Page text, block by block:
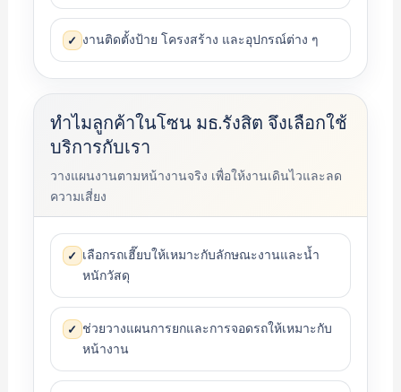
✓ งานติดตั้งป้าย โครงสร้าง และอุปกรณ์ต่าง ๆ
ทำไมลูกค้าในโซน มธ.รังสิต จึงเลือกใช้
บริการกับเรา
วางแผนงานตามหน้างานจริง เพื่อให้งานเดินไวและลด
ความเสี่ยง
✓ เลือกรถเฮี๊ยบให้เหมาะกับลักษณะงานและน้ำ
หนักวัสดุ
✓ ช่วยวางแผนการยกและการจอดรถให้เหมาะกับ
หน้างาน